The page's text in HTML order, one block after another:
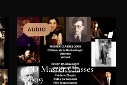
AUDIO
CD Master Classes
2009